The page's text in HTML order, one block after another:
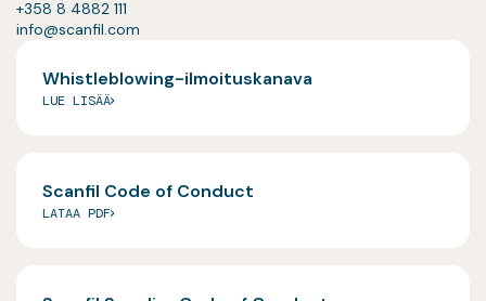
+358 8 4882 111
info@scanfil.com
Whistleblowing-ilmoituskanava
LUE LISÄÄ
Scanfil Code of Conduct
LATAA PDF